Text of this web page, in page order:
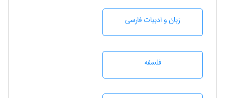
زبان و ادبيات فارسی
فلسفه